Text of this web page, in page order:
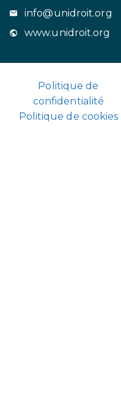
info@unidroit.org
www.unidroit.org
Politique de
confidentialité
Politique de cookies